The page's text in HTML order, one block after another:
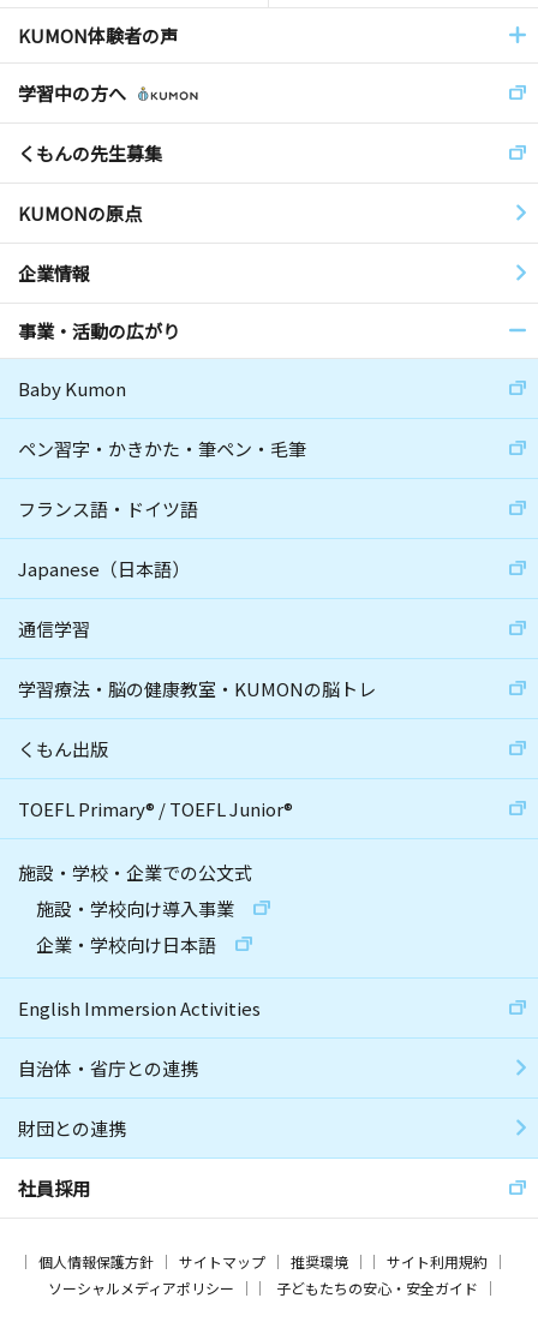
KUMON体験者の声
学習中の方へ
くもんの先生募集
KUMONの原点
企業情報
事業・活動の広がり
Baby Kumon
ペン習字・かきかた・筆ペン・毛筆
フランス語・ドイツ語
Japanese（日本語）
通信学習
学習療法・脳の健康教室・KUMONの脳トレ
くもん出版
TOEFL Primary® /TOEFL Junior®
施設・学校・企業での公文式
施設・学校向け導入事業
企業・学校向け日本語
English Immersion Activities
自治体・省庁との連携
財団との連携
社員採用
個人情報保護方針 サイトマップ 推奨環境
サイト利用規約
ソーシャルメディアポリシー
子どもたちの安心・安全ガイド